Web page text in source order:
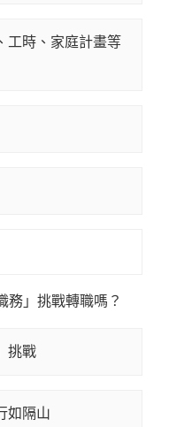
工時、家庭計畫等
務」挑戰轉職嗎？
挑戰
如隔山